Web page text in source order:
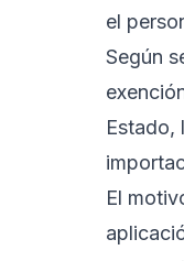
el
Según
Estado,
El